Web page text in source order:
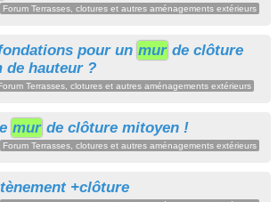
Forum Terrasses, clotures et autres aménagements extérieurs
pour un mur de clôture
de hauteur ?
Terrasses, clotures et autres aménagements extérieurs
mur de clôture mitoyen !
Forum Terrasses, clotures et autres aménagements extérieurs
+clôture